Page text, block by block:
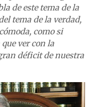
de este tema de la
tema de la verdad,
como si
ver con la
déficit de nuestra